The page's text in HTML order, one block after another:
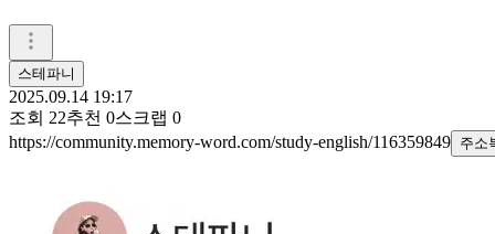
스테파니
2025.09.14 19:17
조회 22추천 0스크랩 0
https://community.memory-word.com/study-english/116359849 주소